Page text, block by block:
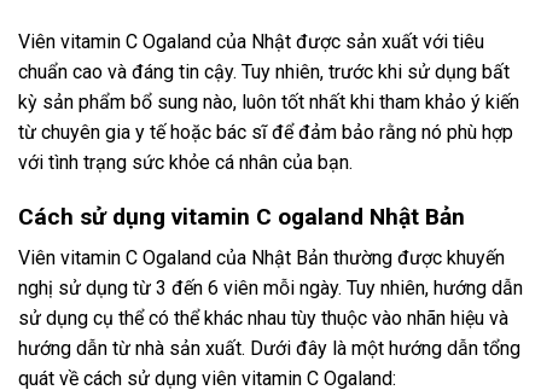
Viên vitamin C Ogaland của Nhật được sản xuất với tiêu
chuẩn cao và đáng tin cậy. Tuy nhiên, trước khi sử dụng bất
kỳ sản phẩm bổ sung nào, luôn tốt nhất khi tham khảo ý kiến
​​từ chuyên gia y tế hoặc bác sĩ để đảm bảo rằng nó phù hợp
với tình trạng sức khỏe cá nhân của bạn.
Cách sử dụng vitamin C ogaland Nhật Bản
Viên vitamin C Ogaland của Nhật Bản thường được khuyến
nghị sử dụng từ 3 đến 6 viên mỗi ngày. Tuy nhiên, hướng dẫn
sử dụng cụ thể có thể khác nhau tùy thuộc vào nhãn hiệu và
hướng dẫn từ nhà sản xuất. Dưới đây là một hướng dẫn tổng
quát về cách sử dụng viên vitamin C Ogaland: